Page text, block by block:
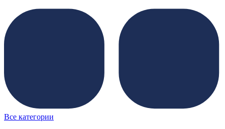
Все категории